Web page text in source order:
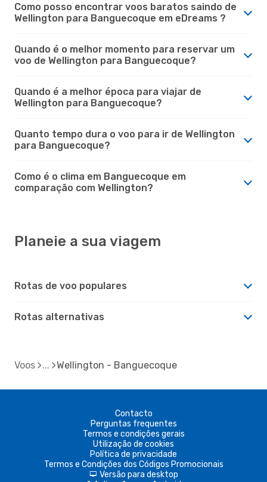
Como posso encontrar voos baratos saindo de
Wellington para Banguecoque em eDreams ?
Quando é o melhor momento para reservar um
voo de Wellington para Banguecoque?
Quando é a melhor época para viajar de
Wellington para Banguecoque?
Quanto tempo dura o voo para ir de Wellington
para Banguecoque?
Como é o clima em Banguecoque em
comparação com Wellington?
Planeie a sua viagem
Rotas de voo populares
Rotas alternativas
Voos Wellington - Banguecoque
Contacto
Perguntas frequentes
Termos e condições gerais
Utilização de cookies
Política de privacidade
Termos e Condições dos Códigos Promocionais
d Versão para desktop